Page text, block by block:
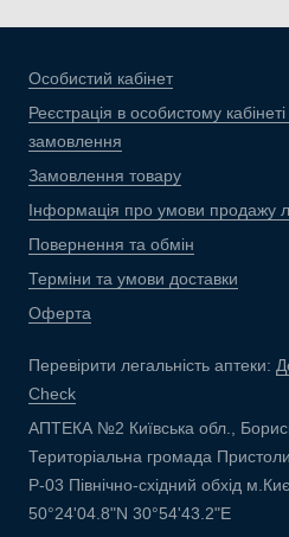
Особистий кабінет
Реєстрація в особистому
замовлення
Замовлення товару
Інформація про умови продажу
Повернення та обмін
Терміни та умови доставки
Оферта
Перевірити легальність аптеки:
Check
АПТЕКА №2 Київська обл.,
Територіальна громада
Р-03 Північно-східний обхід
50°24'04.8"N 30°54'43.2"E